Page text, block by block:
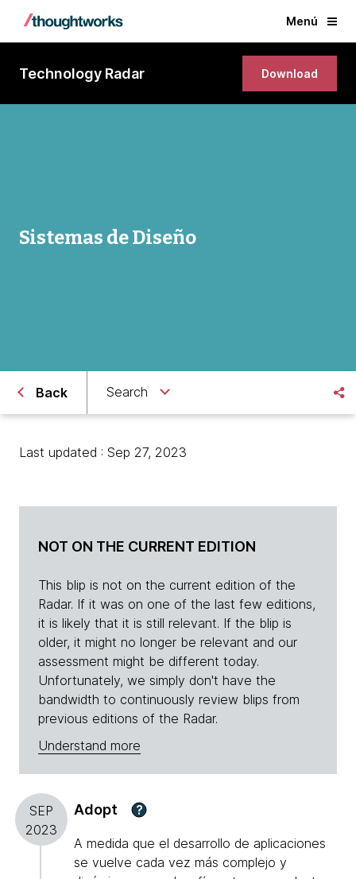
Menú
Technology Radar Download
Sistemas de Diseño
Back Search
Last updated : Sep 27, 2023
NOT ON THE CURRENT EDITION
This blip is not on the current edition of the
Radar. If it was on one of the last few editions,
it is likely that it is still relevant. If the blip is
older, it might no longer be relevant and our
assessment might be different today.
Unfortunately, we simply don't have the
bandwidth to continuously review blips from
previous editions of the Radar.
Understand more
SEP
2023
Adopt ?
A medida que el desarrollo de aplicaciones
se vuelve cada vez más complejo y